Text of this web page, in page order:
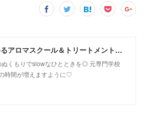
MoonLeaf sapporo / 札幌市東区の100種類以上の香りが楽しめるアロマスクール＆トリートメントサロン
くもりでslowなひとときを◎ 元専門学校
時間が増えますように♡